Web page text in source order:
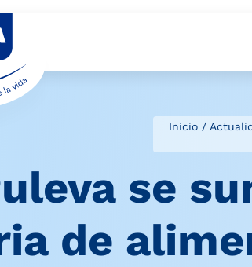
Inicio/
se
de